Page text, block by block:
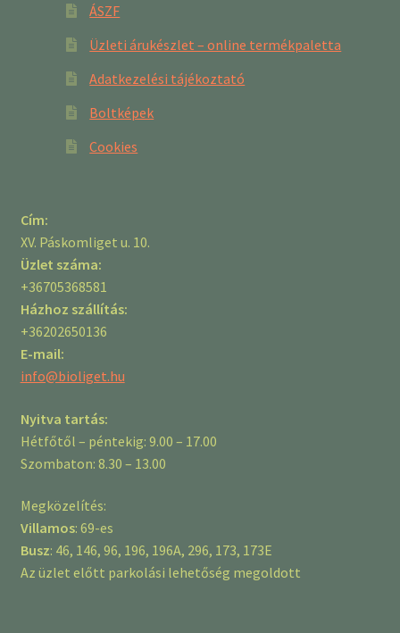
ÁSZF
Üzleti árukészlet – online termékpaletta
Adatkezelési tájékoztató
Boltképek
Cookies
Cím:
XV. Páskomliget u. 10.
Üzlet száma:
+36705368581
Házhoz szállítás:
+36202650136
E-mail:
info@bioliget.hu
Nyitva tartás:
Hétfőtől – péntekig: 9.00 – 17.00
Szombaton: 8.30 – 13.00
Megközelítés:
Villamos: 69-es
Busz: 46, 146, 96, 196, 196A, 296, 173, 173E
Az üzlet előtt parkolási lehetőség megoldott